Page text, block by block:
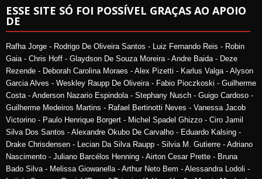
ESSE SITE SÓ FOI POSSÍVEL GRAÇAS AO APOIO
DE
Rafha Jorge - Rodrigo De Oliveira Santos - Luiz Fernando Reis - Robin
Gaia - Chris Hoff - Glaydson De Souza Moreira - Andre Baida - Deze
Rezende - Deborah Carolina Moraes - Alex Pizetti - Karlus Valga - Alyson
Garcia Alves - Weskley Raupp De Oliveira - Fabio Pioczkoski - Guilherme
Costa - Anderson Nazario Espindola - Stephany Nusch - Guigo Cardoso -
Guilherme Medeiros Martins - Rafael Bertinotti Neves - Vanessa Jacob
Victorino - Paulo Henrique Borgert - Michel Spadel Ghizzo - Ciro Jamil
Silva Dos Santos - Alexandre Okubo De Carvalho - Eduardo Kalsing -
Drake Chrisdensen - Lecian Da Silva Raupp - Silvia M. Gutierre - Adriano
Nascimento - Juliano Barcélos Henning - Airton Cesar Prette - Bruna
Bado Silva - Melissa Giowanella - Arthur Neto Bem - Alessandra Lodoli -